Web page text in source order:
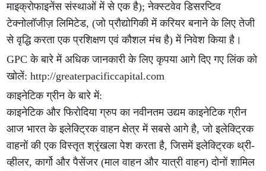
माइक्रोफाइनेंस संस्थाओं में से एक है); नेक्स्टवेव डिसरप्टिव
टेक्नोलॉजीज़ लिमिटेड, (जो प्रौद्योगिकी में करियर बनाने के लिए तेजी
से वृद्धि करता एक प्रशिक्षण एवं कौशल मंच है) में निवेश किया है।
GPC के बारे में अधिक जानकारी के लिए कृपया आगे दिए गए लिंक को
खोलें: http://greaterpacificcapital.com
काइनेटिक ग्रीन के बारे में:
काइनेटिक और फिरोदिया ग्रुप का नवीनतम उद्यम काइनेटिक ग्रीन
आज भारत के इलेक्ट्रिक वाहन क्षेत्र में सबसे आगे है, जो इलेक्ट्रिक
वाहनों की एक विस्तृत श्रृंखला पेश करता है, जिसमें इलेक्ट्रिक थ्री-
व्हीलर, कार्गो और पैसेंजर (माल वाहन और यात्री वाहन) दोनों शामिल